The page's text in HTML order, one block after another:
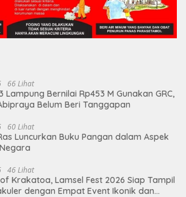
66 Lihat
Lampung Bernilai Rp453 M Gunakan GRC,
Belum Beri Tanggapan
60 Lihat
Luncurkan Buku Pangan dalam Aspek
46 Lihat
Krakatoa, Lamsel Fest 2026 Siap Tampil
dengan Empat Event Ikonik dan